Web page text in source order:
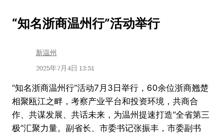
“知名浙商温州行”活动举行
新温州
2025年7月4日 13:51
“知名浙商温州行”活动7月3日举行，60余位浙商翘楚
相聚瓯江之畔，考察产业平台和投资环境，共商合
作、共谋发展、共话未来，为温州提速打造“全省第三
极”汇聚力量。副省长、市委书记张振丰，市委副书